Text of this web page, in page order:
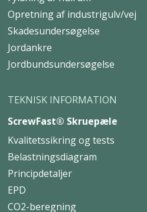
FOR ERHVERV
Skruefundament
Stabilisering af fundament
Fyldning af hulrum
Skadesundersøgelse
Jordbundsundersøgelse
TEKNISK INFORMATION
ScrewFast® Skruepæle
Kvalitetssikring og tests